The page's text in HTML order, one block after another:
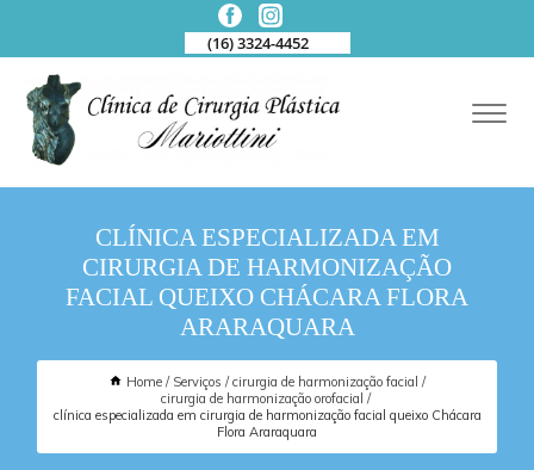
(16) 3324-4452
CLÍNICA ESPECIALIZADA EM
CIRURGIA DE HARMONIZAÇÃO
FACIAL QUEIXO CHÁCARA FLORA
ARARAQUARA
Home Serviços
cirurgia de harmonização facial
cirurgia de harmonização orofacial
clínica especializada em cirurgia de harmonização facial queixo Chácara
Flora Araraquara